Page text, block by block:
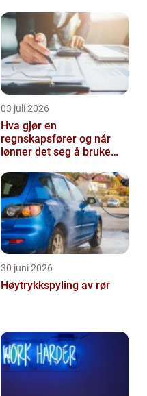
03 juli 2026
Hva gjør en
regnskapsfører og når
lønner det seg å bruke
30 juni 2026
Høytrykkspyling av rør